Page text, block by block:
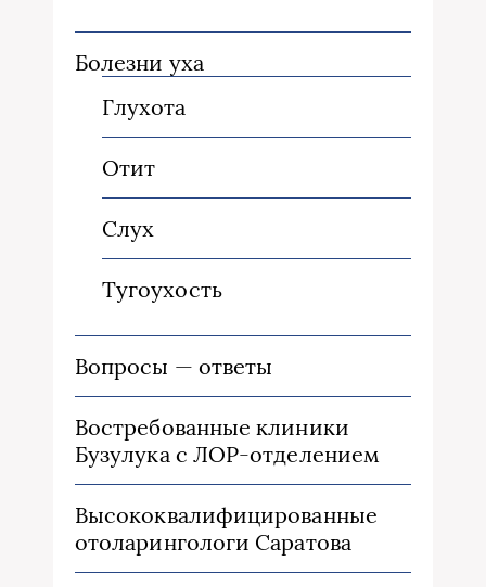
Болезни уха
Глухота
Отит
Слух
Тугоухость
Вопросы — ответы
Востребованные клиники
Бузулука с ЛОР-отделением
Высококвалифицированные
отоларингологи Саратова